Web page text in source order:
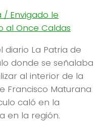
/ Envigado le
al Once Caldas
diario La Patria de
donde se señalaba
al interior de la
Francisco Maturana
caló en la
en la región.